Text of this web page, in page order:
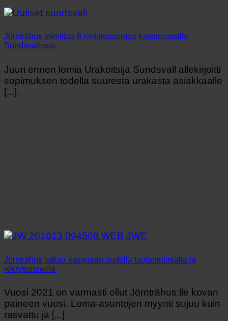
Jörnträhus toimittaa 8 rivitaloasuntoa kattoterassilla
Sundsvallissa.
Juuri ennen lomia Urakoitsija Sundsvall allekirjoitti
sopimuksen todella suuresta urakasta asiakkaalle
[...].
Jörnträhus jatkaa kasvuaan uudella tuotantolinjalla ja
rekrytoinneilla.
Vuosi 2021 on varmasti ollut Jörnträhus:lle kovan
paineen vuosi. Loma-asuntojen myynti sujuu kuin
rasvattu ja [...]